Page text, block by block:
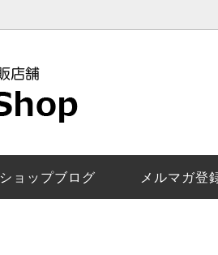
ロキシー｜ROXY
ベイカー｜Baker
マークバイマークジェイコブス
スマートウォッチ
5年修理保証
マークジェイコブスの
ペアウォッチの
び方
ショップブログ メルマガ登